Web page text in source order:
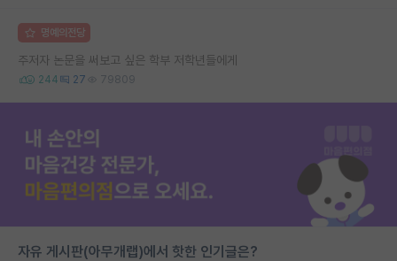
명예의전당
주저자 논문을 써보고 싶은 학부 저학년들에게
244 27 79809
자유 게시판(아무개랩)에서 핫한 인기글은?